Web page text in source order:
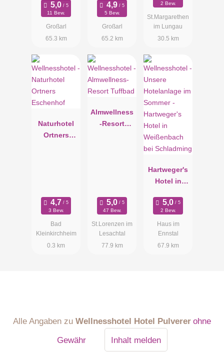
11 Bew.
Großarl
65.3 km
Mountain
Resort
5 Bew.
Großarl
65.2 km
2 Bew.
St.Margarethen
im Lungau
30.5 km
Naturhotel
Ortners
3 Bew.
Bad
Kleinkirchheim
0.3 km
Almwellness
-Resort
47 Bew.
St.Lorenzen im
Lesachtal
77.9 km
Hartweger's
Hotel in
bei
Schladming
2 Bew.
Haus im
Ennstal
67.9 km
Alle Angaben zu Wellnesshotel Hotel Pulverer ohne
Gewähr
Inhalt melden